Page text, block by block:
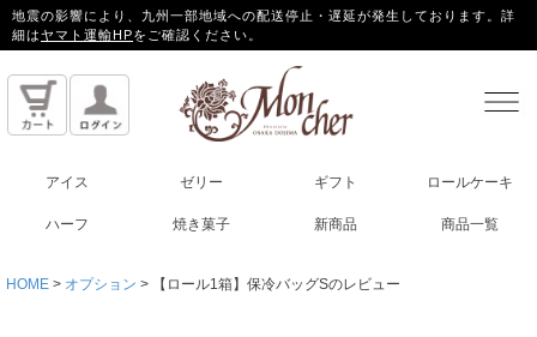
地震の影響により、九州一部地域への配送停止・遅延が発生しております。詳
細はヤマト運輸HPをご確認ください。
アイス ゼリー ギフト ロールケーキ
ハーフ 焼き菓子 新商品 商品一覧
HOME オプション 【ロール1箱】保冷バッグSのレビュー